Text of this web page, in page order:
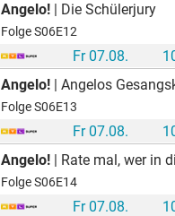
Angelo! | Die Schülerjury
Folge S06E12
Fr 07.08.
Angelo! | Angelos
Folge S06E13
Fr 07.08.
Angelo! | Rate mal, wer in
Folge S06E14
Fr 07.08.